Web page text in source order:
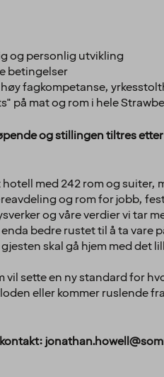
og personlig utvikling
betingelser
fagkompetanse,
på mat og rom i hele
og stillingen tiltres
hotell med 242 rom og
og rom for jobb,
og våre verdier vi tar
bedre rustet til å ta
skal gå hjem med det
vil sette en ny standard for
eller kommer ruslende